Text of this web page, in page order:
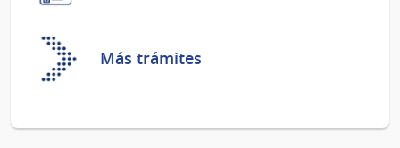
Más trámites